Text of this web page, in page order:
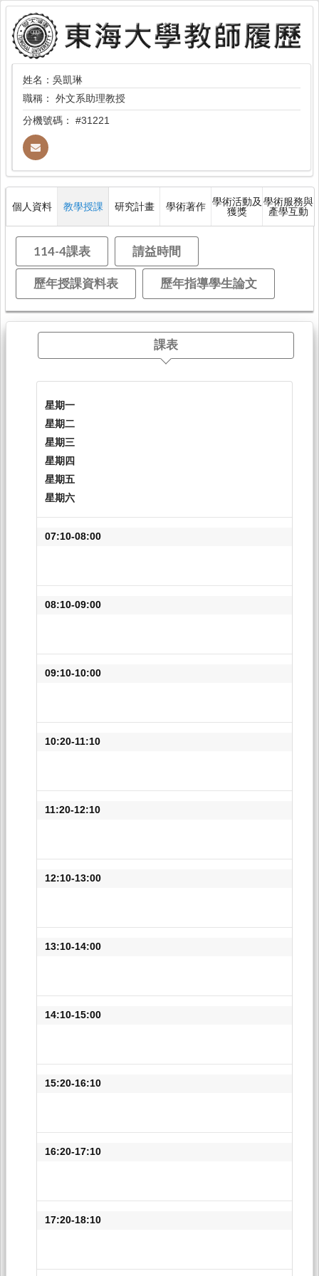
姓名：吳凱琳
職稱： 外文系助理教授
分機號碼： #31221
個人資料 教學授課 研究計畫 學術著作 學術活動及
獲獎
學術服務與
產學互動
114-4課表 請益時間
歷年授課資料表 歷年指導學生論文
課表
星期一
星期二
星期三
星期四
星期五
星期六
07:10-08:00
08:10-09:00
09:10-10:00
10:20-11:10
11:20-12:10
12:10-13:00
13:10-14:00
14:10-15:00
15:20-16:10
16:20-17:10
17:20-18:10